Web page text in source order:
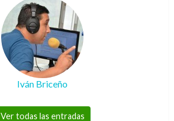
Iván Briceño
Ver todas las entradas